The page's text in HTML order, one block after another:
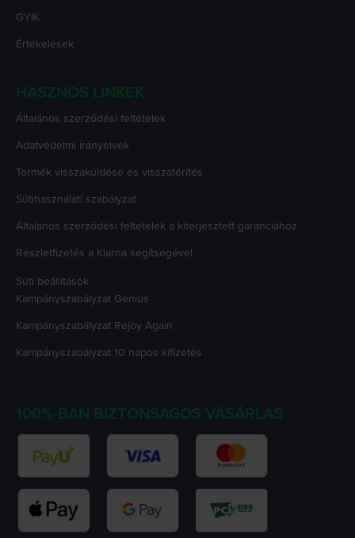
GYIK
Értékelések
HASZNOS LINKEK
Általános szerződési feltételek
Adatvédelmi irányelvek
Termék visszaküldése és visszatérítés
Sütihasználati szabályzat
Általános szerződési feltételek a kiterjesztett garanciához
Részletfizetés a Klarna segítségével
Süti beállítások
Kampányszabályzat Genius
Kampányszabályzat Rejoy Again
Kampányszabályzat 10 napos kifizetés
100%-BAN BIZTONSÁGOS VÁSÁRLÁS